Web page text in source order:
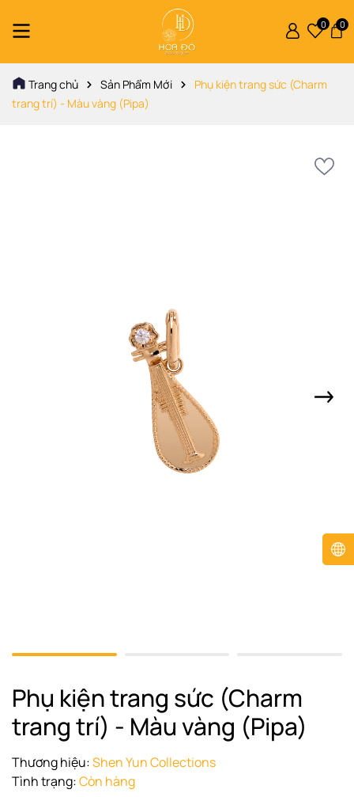
0 0
Trang chủ Sản Phẩm Mới
Phụ kiện trang sức (Charm
trang trí) - Màu vàng (Pipa)
Phụ kiện trang sức (Charm
trang trí) - Màu vàng (Pipa)
Thương hiệu:Shen Yun Collections
Tình trạng:Còn hàng